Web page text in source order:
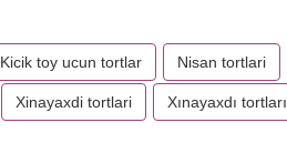
Kicik toy ucun tortlar Nisan tortlari
Xinayaxdi tortlari Xınayaxdı tortları